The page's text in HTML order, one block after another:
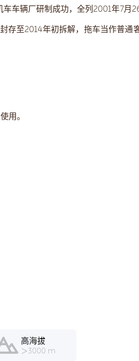
车辆厂研制成功，全列2001年7月
存至2014年初拆解，拖车当作普
用。
高海拔
＞3000 m